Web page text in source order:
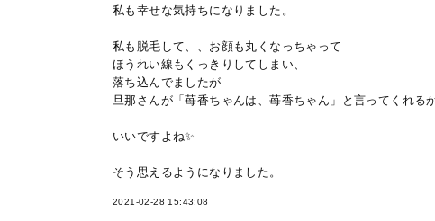
私も幸せな気持ちになりました。
私も脱毛して、、お顔も丸くなっちゃって
ほうれい線もくっきりしてしまい、
落ち込んでましたが
旦那さんが「苺香ちゃんは、苺香ちゃん」と言ってくれる
いいですよね✨
そう思えるようになりました。
2021-02-28 15:43:08